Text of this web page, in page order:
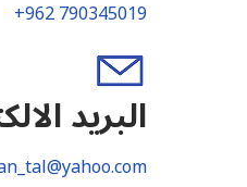
+962 790345019
البريد